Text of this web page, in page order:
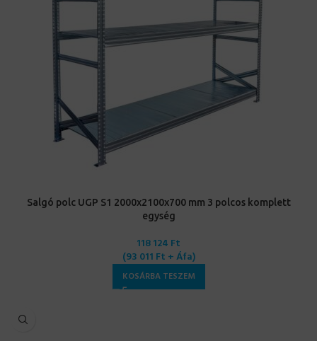
Salgó polc UGP S1 2000x2100x700 mm 3 polcos komplett
egység
118 124 Ft
(93 011 Ft + Áfa)
KOSÁRBA TESZEM